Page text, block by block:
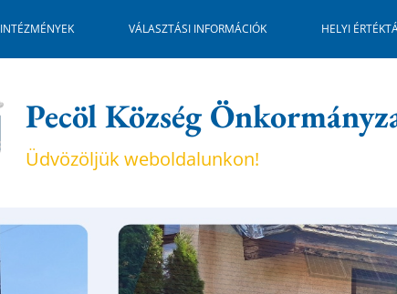
INTÉZMÉNYEK VÁLASZTÁSI INFORMÁCIÓK HELYI
Pecöl Község
Üdvözöljük weboldalunkon!